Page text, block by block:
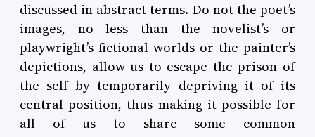
discussed in abstract terms. Do not the poet’s
images, no less than the novelist’s or
playwright’s fictional worlds or the painter’s
depictions, allow us to escape the prison of
the self by temporarily depriving it of its
central position, thus making it possible for
all of us to share some common